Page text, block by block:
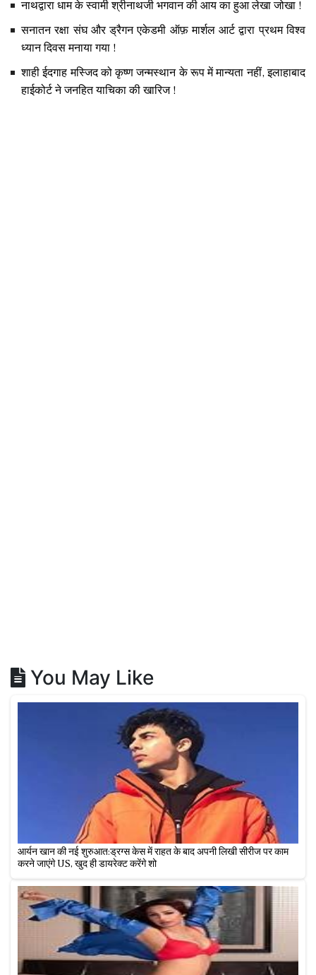
नाथद्वारा धाम के स्वामी श्रीनाथजी भगवान की आय का हुआ लेखा जोखा !
सनातन रक्षा संघ और ड्रैगन एकेडमी ऑफ़ मार्शल आर्ट द्वारा प्रथम विश्व
ध्यान दिवस मनाया गया !
शाही ईदगाह मस्जिद को कृष्ण जन्मस्थान के रूप में मान्यता नहीं, इलाहाबाद
हाईकोर्ट ने जनहित याचिका की खारिज !
You May Like
आर्यन खान की नई शुरुआत:ड्रग्स केस में राहत के बाद अपनी लिखी सीरीज पर काम
करने जाएंगे US, खुद ही डायरेक्ट करेंगे शो